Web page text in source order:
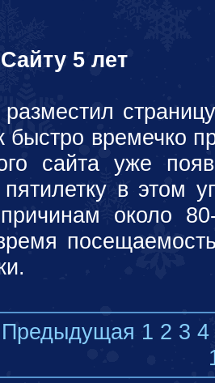
5 лет
быстро времечко
сайта уже
в этом
около
Предыдущая 1 2 3 4